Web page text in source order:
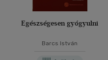
Egészségesen gyógyulni
Barcs István